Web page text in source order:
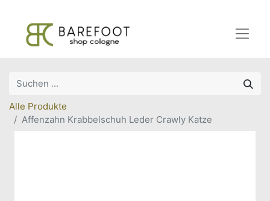
Alle Produkte
Affenzahn Krabbelschuh Leder Crawly Katze